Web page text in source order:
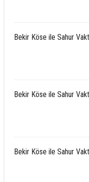
Bekir Köse ile Sahur
Bekir Köse ile Sahur
Bekir Köse ile Sahur